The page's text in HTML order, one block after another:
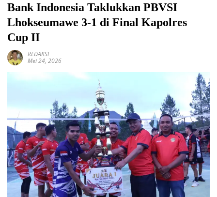
Bank Indonesia Taklukkan PBVSI
Lhokseumawe 3-1 di Final Kapolres
Cup II
REDAKSI
Mei 24, 2026